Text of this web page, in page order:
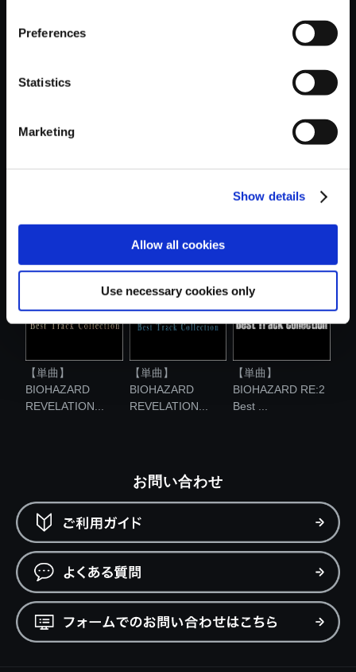
Preferences
Statistics
Marketing
Show details
Allow all cookies
Use necessary cookies only
【単曲】
【単曲】
BIOHAZARD
REVELATION...
【単曲】
BIOHAZARD
REVELATION...
【単曲】
BIOHAZARD RE:2
Best ...
お問い合わせ